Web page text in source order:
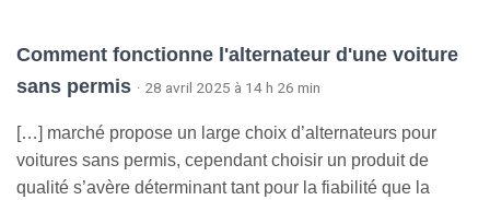
Comment fonctionne l'alternateur d'une voiture
sans permis · 28 avril 2025 à 14 h 26 min
[…] marché propose un large choix d’alternateurs pour
voitures sans permis, cependant choisir un produit de
qualité s’avère déterminant tant pour la fiabilité que la